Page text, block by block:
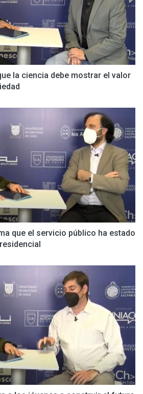
la ciencia debe mostrar el valor
que el servicio público ha estado